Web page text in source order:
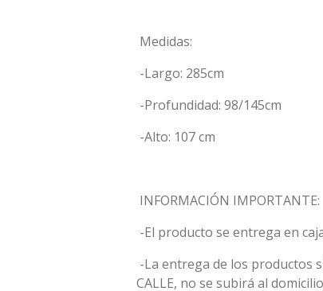
Medidas:
-Largo: 285cm
-Profundidad: 98/145cm
-Alto: 107 cm
INFORMACIÓN IMPORTANTE:
-El producto se entrega en
-La entrega de los productos
CALLE, no se subirá al